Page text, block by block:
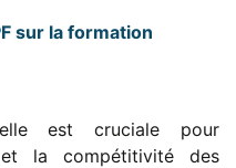
sur la formation
est cruciale pour
la compétitivité des